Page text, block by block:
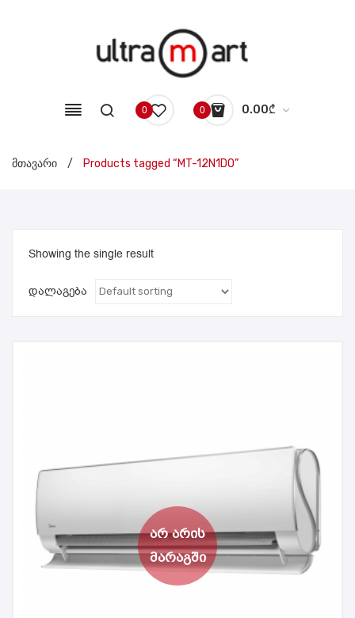
0 0 0.00₾
No products in the cart.
მთავარი / Products tagged “MT-12N1DO”
Showing the single result
დალაგება